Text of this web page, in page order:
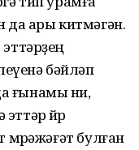
да ары китмәгән.
бәйләп
ғынамы ни,
өйөрө
мөрәжәғәт булған